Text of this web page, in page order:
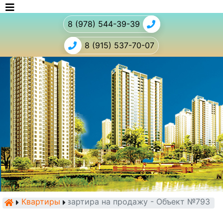
8 (978) 544-39-39
8 (915) 537-70-07
Квартиры Квартира на продажу - Объект №793